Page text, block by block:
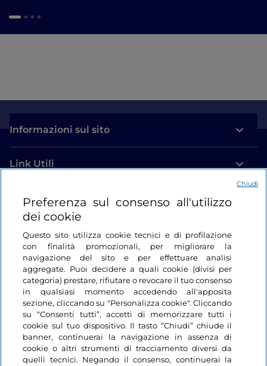
Informazioni sul sito
Link Utili
Login
Restiamo in contatto
Preferenza sul consenso all'utilizzo
dei cookie
Questo sito utilizza cookie tecnici e di profilazione
con finalità promozionali, per migliorare la
navigazione del sito e per effettuare analisi
aggregate. Puoi decidere a quali cookie (divisi per
categoria) prestare, rifiutare o revocare il tuo consenso
in qualsiasi momento accedendo all'apposita
sezione, cliccando su "Personalizza cookie". Cliccando
su “Consenti tutti”, accetti di memorizzare tutti i
cookie sul tuo dispositivo. Il tasto “Chiudi” chiude il
banner, continuerai la navigazione in assenza di
cookie o altri strumenti di tracciamento diversi da
quelli tecnici. Negando il consenso, continuerai la
Chiudi